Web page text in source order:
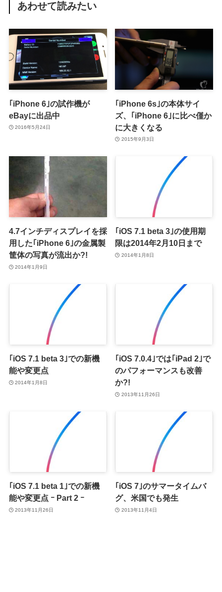
あわせて読みたい
｢iPhone 6｣の試作機が
eBayに出品中
2016年5月24日
｢iPhone 6s｣の本体サイ
ズ、｢iPhone 6｣に比べ僅か
に大きくなる
2015年9月3日
4.7インチディスプレイを採
用した｢iPhone 6｣の金属製
筐体の写真が流出か?!
2014年1月9日
｢iOS 7.1 beta 3｣の使用期
限は2014年2月10日まで
2014年1月8日
｢iOS 7.1 beta 3｣での新機
能や変更点
2014年1月8日
｢iOS 7.0.4｣では｢iPad 2｣で
のパフォーマンスも改善
か?!
2013年11月26日
｢iOS 7.1 beta 1｣での新機
能や変更点 ｰ Part 2 ｰ
2013年11月26日
｢iOS 7｣のサマータイムバ
グ、米国でも発生
2013年11月4日